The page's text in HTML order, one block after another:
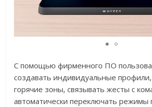
С помощью фирменного ПО
создавать индивидуальные
горячие зоны, связывать жесты с
автоматически переключать режимы